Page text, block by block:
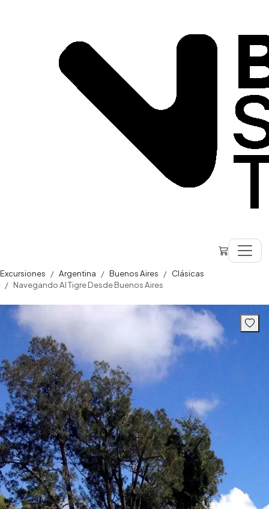
Excursiones Argentina Buenos Aires
Clásicas
Navegando Al Tigre Desde Buenos Aires